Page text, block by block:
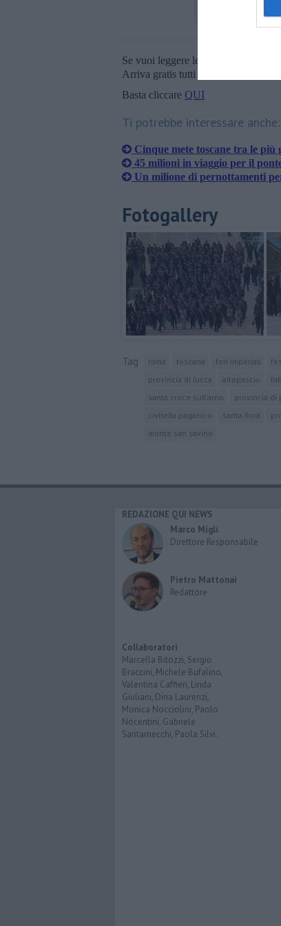
Se vuoi leggere le notizie principali
Arriva gratis tutti i giorni alle 20:00
Basta cliccare QUI
Ti potrebbe interessare anche:
Cinque mete toscane tra le più
45 milioni in viaggio per il
Un milione di pernottamenti
Fotogallery
Tag roma toscana fori imperiali
provincia di lucca
altopascio
santa croce sull'arno
provincia di
civitella paganico
santa fiora
monte san savino
REDAZIONE QUI NEWS
Marco Migli
Direttore Responsabile
Pietro Mattonai
Redattore
Collaboratori
Marcella Bitozzi, Sergio
Braccini, Michele Bufalino,
Valentina Caffieri, Linda
Giuliani, Dina Laurenzi,
Monica Nocciolini, Paolo
Nocentini, Gabriele
Santarnecchi, Paola Silvi.